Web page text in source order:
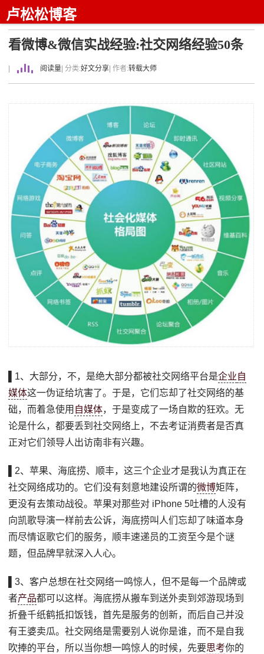
卢松松博客
看微博&微信实战经验:社交网络经验50条
阅读量 | 分类:好文分享 | 作者:转载大师
▌1、大部分，不，是绝大部分都被社交网络平台是企业自
媒体这一伪证给坑害了。于是，它们忘却了社交网络的基
础，而着急使用 自媒体，于是变成了一场自欺的狂欢。无
论是什么，都要丢到社交网络上，不去考证消费者是否真
正对它们领导人出访南非有兴趣。
▌2、苹果、海底捞、顺丰，这三个企业才是我认为真正在
社交网络成功的。它们没有刻意地建设所谓的微博矩阵，
更没有去策动战役。苹果对那些对 iPhone 5吐槽的人没有
向凯歌导演一样前去公诉，海底捞叫人们忘却了味道本身
而尽情讴歌它们的服务，顺丰速递员的工资至今是个谜
题，但品牌早就深入人心。
▌3、客户总想在社交网络一鸣惊人，但不是每一个品牌或
者产品都可以这样。海底捞从搬车到送外卖到郊游现场到
折叠千纸鹤抵扣饭钱，首先是服务的创新，而后自己并没
有王婆卖瓜。社交网络是需要别人说你是谁，而不是自我
吹捧的平台，所以当你想一鸣惊人的时候，先要思考你的